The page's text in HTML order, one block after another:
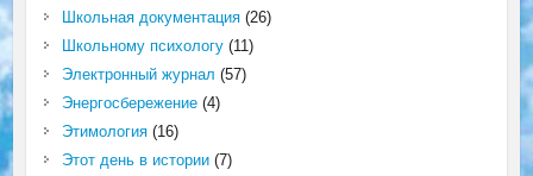
Школьная документация(26)
Школьному психологу(11)
Электронный журнал (57)
Энергосбережение(4)
Этимология(16)
Этот день в истории(7)